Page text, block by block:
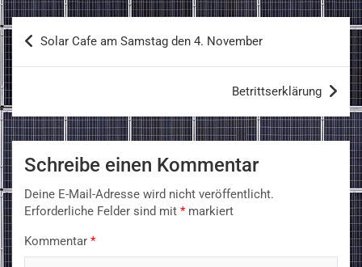
Beitragsnavigation
Solar Cafe am Samstag den 4. November
Betrittserklärung
Schreibe einen Kommentar
Deine E-Mail-Adresse wird nicht veröffentlicht.
Erforderliche Felder sind mit *markiert
Kommentar *